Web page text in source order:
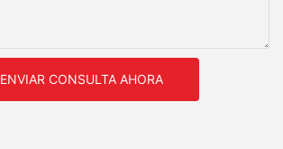
ENVIAR CONSULTA AHORA